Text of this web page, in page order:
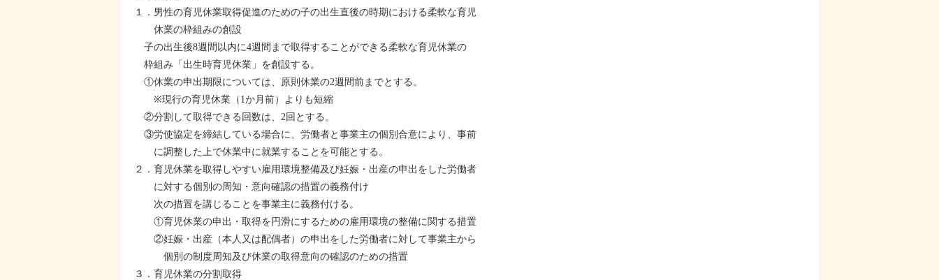
１．男性の育児休業取得促進のための子の出生直後の時期における柔軟な育児
休業の枠組みの創設
子の出生後8週間以内に4週間まで取得することができる柔軟な育児休業の
枠組み「出生時育児休業」を創設する。
①休業の申出期限については、原則休業の2週間前までとする。
※現行の育児休業（1か月前）よりも短縮
②分割して取得できる回数は、2回とする。
③労使協定を締結している場合に、労働者と事業主の個別合意により、事前
に調整した上で休業中に就業することを可能とする。
２．育児休業を取得しやすい雇用環境整備及び妊娠・出産の申出をした労働者
に対する個別の周知・意向確認の措置の義務付け
次の措置を講じることを事業主に義務付ける。
①育児休業の申出・取得を円滑にするための雇用環境の整備に関する措置
②妊娠・出産（本人又は配偶者）の申出をした労働者に対して事業主から
個別の制度周知及び休業の取得意向の確認のための措置
３．育児休業の分割取得